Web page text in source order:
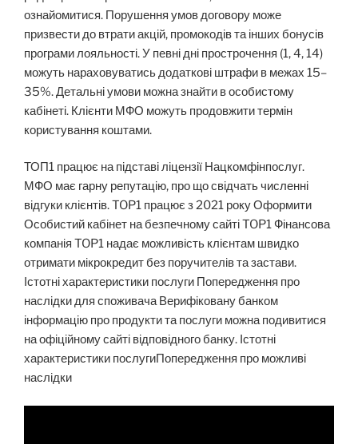
ознайомитися. Порушення умов договору може
призвести до втрати акцій, промокодів та інших бонусів
програми лояльності. У певні дні прострочення (1, 4, 14)
можуть нараховуватись додаткові штрафи в межах 15–
35%. Детальні умови можна знайти в особистому
кабінеті. Клієнти МФО можуть продовжити термін
користування коштами.
ТОП1 працює на підставі ліцензії Нацкомфінпослуг.
МФО має гарну репутацію, про що свідчать численні
відгуки клієнтів. TOP1 працює з 2021 року Оформити
Особистий кабінет на безпечному сайті TOP1 Фінансова
компанія TOP1 надає можливість клієнтам швидко
отримати мікрокредит без поручителів та застави.
Істотні характеристики послуги Попередження про
наслідки для споживача Верифіковану банком
інформацію про продукти та послуги можна подивитися
на офіційному сайті відповідного банку. Істотні
характеристики послугиПопередження про можливі
наслідки